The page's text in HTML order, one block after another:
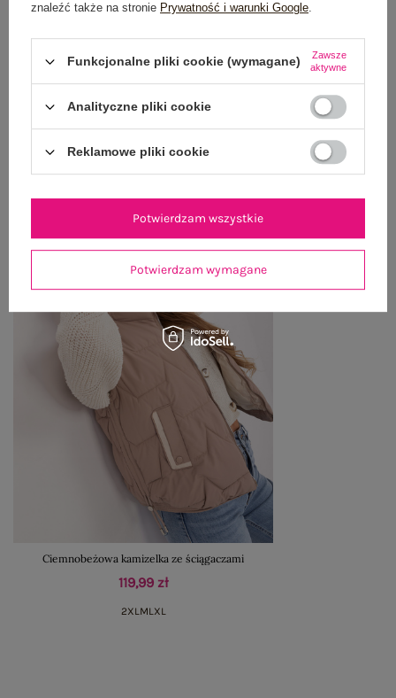
ZWROTY I REKLAMACJE
OSTATNIO OGLĄDANE
Zobacz wszystko
Ciemnobeżowa kamizelka ze ściągaczami
119,99 zł
2XL ML XL
znaleźć także na stronie Prywatność i warunki Google.
Funkcjonalne pliki cookie (wymagane)
Zawsze
aktywne
Analityczne pliki cookie
Reklamowe pliki cookie
Potwierdzam wymagane
Potwierdzam wszystkie